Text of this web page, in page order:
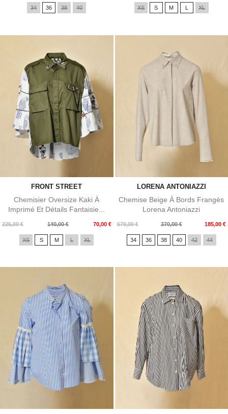
34 36 38 40 XS S M L XL
FRONT STREET
Chemisier Oversize Kaki À
Imprimé Et Détails Fantaisie...
225,00 €
Prix
140,00 € 70,00 €
Prix
XS S M L XL
LORENA ANTONIAZZI
Chemise Beige À Bords Frangés
Lorena Antoniazzi
670,00 €
Prix
base
370,00 € 185,00 €
Prix
34 36 38 40 42 44